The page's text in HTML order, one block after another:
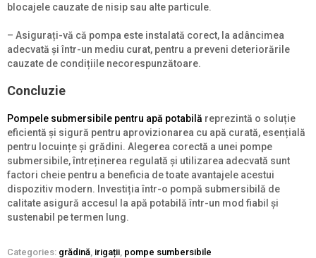
blocajele cauzate de nisip sau alte particule.
– Asigurați-vă că pompa este instalată corect, la adâncimea
adecvată și într-un mediu curat, pentru a preveni deteriorările
cauzate de condițiile necorespunzătoare.
Concluzie
Pompele submersibile pentru apă potabilă reprezintă o soluție
eficientă și sigură pentru aprovizionarea cu apă curată, esențială
pentru locuințe și grădini. Alegerea corectă a unei pompe
submersibile, întreținerea regulată și utilizarea adecvată sunt
factori cheie pentru a beneficia de toate avantajele acestui
dispozitiv modern. Investiția într-o pompă submersibilă de
calitate asigură accesul la apă potabilă într-un mod fiabil și
sustenabil pe termen lung.
Categories: grădină, irigații, pompe sumbersibile